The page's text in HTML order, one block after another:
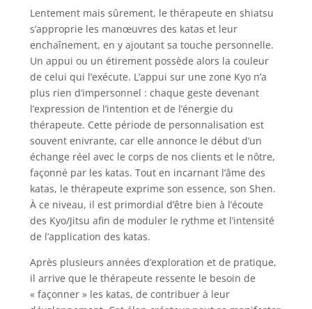
Lentement mais sûrement, le thérapeute en shiatsu
s’approprie les manœuvres des katas et leur
enchaînement, en y ajoutant sa touche personnelle.
Un appui ou un étirement possède alors la couleur
de celui qui l’exécute. L’appui sur une zone Kyo n’a
plus rien d’impersonnel : chaque geste devenant
l’expression de l’intention et de l’énergie du
thérapeute. Cette période de personnalisation est
souvent enivrante, car elle annonce le début d’un
échange réel avec le corps de nos clients et le nôtre,
façonné par les katas. Tout en incarnant l’âme des
katas, le thérapeute exprime son essence, son Shen.
À ce niveau, il est primordial d’être bien à l’écoute
des Kyo/Jitsu afin de moduler le rythme et l’intensité
de l’application des katas.
Après plusieurs années d’exploration et de pratique,
il arrive que le thérapeute ressente le besoin de
« façonner » les katas, de contribuer à leur